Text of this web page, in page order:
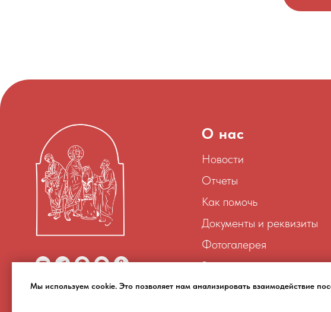
© 2026 Отдел социального служения
О нас
Новости
Отчеты
Как помочь
Документы и реквизиты
Фотогалерея
Видео
Мы используем cookie. Это позволяет нам анализировать взаимодействие